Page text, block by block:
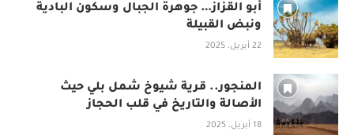
أبو القزاز… جوهرة الجبال وسكون البادية
ونبض القبيلة
22 أبريل، 2025
المنجور.. قرية شيوخ شمل بلي حيث
الأصالة والتاريخ في قلب الحجاز
18 أبريل، 2025